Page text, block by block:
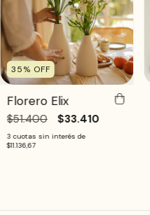
35% OFF
Florero Elix
$51.400 $33.410
3 cuotas sin interés de
$11.136,67